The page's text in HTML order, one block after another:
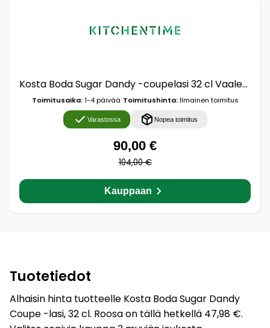
Kosta Boda Sugar Dandy -coupelasi 32 cl Vaaleanpunainen
Toimitusaika:1-4 päivää Toimitushinta:Ilmainen toimitus
Varastossa Nopea toimitus
90,00 €
104,00 €
Kauppaan
Tuotetiedot
Alhaisin hinta tuotteelle Kosta Boda Sugar Dandy
Coupe -lasi, 32 cl. Roosa on tällä hetkellä 47,98 €.